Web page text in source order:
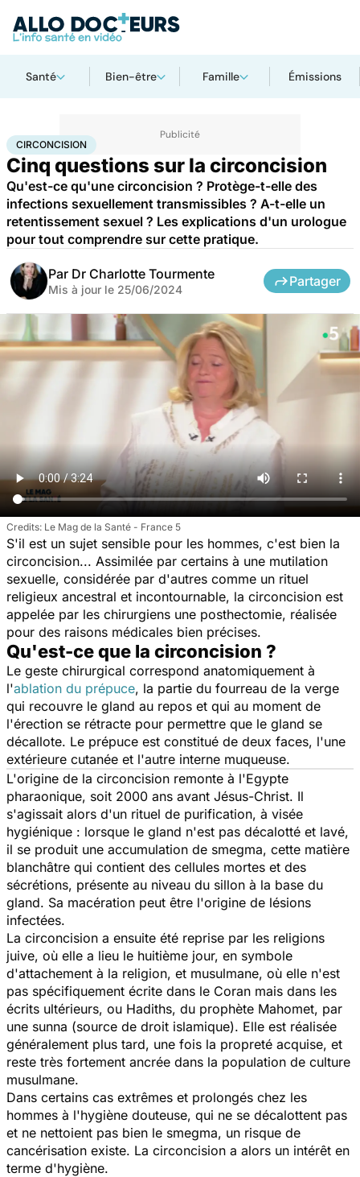
Santé Bien-être Famille Émissions
AccueilSantéCirconcision
CIRCONCISION
Cinq questions sur la circoncision
Qu'est-ce qu'une circoncision ? Protège-t-elle des
infections sexuellement transmissibles ? A-t-elle un
retentissement sexuel ? Les explications d'un urologue
pour tout comprendre sur cette pratique.
Par Dr Charlotte Tourmente
Mis à jour le 25/06/2024
Partager
Le Mag de la Santé - France 5
S'il est un sujet sensible pour les hommes, c'est bien la
circoncision... Assimilée par certains à une mutilation
sexuelle, considérée par d'autres comme un rituel
religieux ancestral et incontournable, la circoncision est
appelée par les chirurgiens une posthectomie, réalisée
pour des raisons médicales bien précises.
Qu'est-ce que la circoncision ?
Le geste chirurgical correspond anatomiquement à
l'ablation du prépuce, la partie du fourreau de la verge
qui recouvre le gland au repos et qui au moment de
l'érection se rétracte pour permettre que le gland se
décallote. Le prépuce est constitué de deux faces, l'une
extérieure cutanée et l'autre interne muqueuse.
L'origine de la circoncision remonte à l'Egypte
pharaonique, soit 2000 ans avant Jésus-Christ. Il
s'agissait alors d'un rituel de purification, à visée
hygiénique : lorsque le gland n'est pas décalotté et lavé,
il se produit une accumulation de smegma, cette matière
blanchâtre qui contient des cellules mortes et des
sécrétions, présente au niveau du sillon à la base du
gland. Sa macération peut être l'origine de lésions
infectées.
La circoncision a ensuite été reprise par les religions
juive, où elle a lieu le huitième jour, en symbole
d'attachement à la religion, et musulmane, où elle n'est
pas spécifiquement écrite dans le Coran mais dans les
écrits ultérieurs, ou Hadiths, du prophète Mahomet, par
une sunna (source de droit islamique). Elle est réalisée
généralement plus tard, une fois la propreté acquise, et
reste très fortement ancrée dans la population de culture
musulmane.
Dans certains cas extrêmes et prolongés chez les
hommes à l'hygiène douteuse, qui ne se décalottent pas
et ne nettoient pas bien le smegma, un risque de
cancérisation existe. La circoncision a alors un intérêt en
terme d'hygiène.